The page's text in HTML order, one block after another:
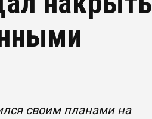
своим планами на